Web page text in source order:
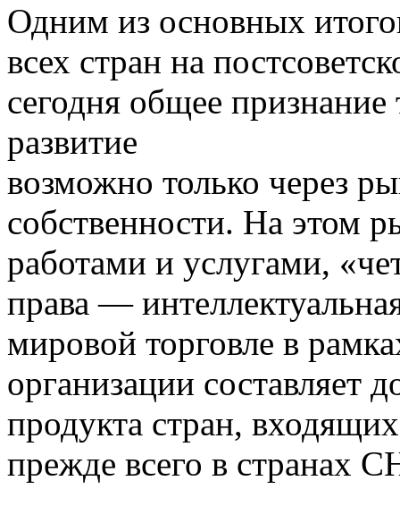
Одним из основных
всех стран на
сегодня общее
развитие
возможно только через
собственности. На этом
работами и услугами,
права —
мировой торговле в
организации составляет
продукта стран,
прежде всего в странах